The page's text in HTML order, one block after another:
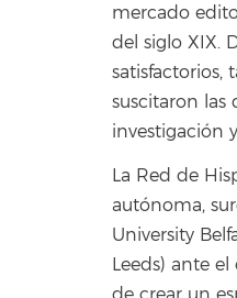
mercado
del siglo XIX.
satisfactorios,
suscitaron las
investigación
La Red de
autónoma,
University
Leeds) ante